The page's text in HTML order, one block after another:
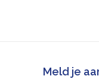
Meld je